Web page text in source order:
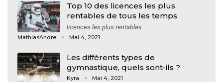
Top 10 des licences les plus
rentables de tous les temps
licences les plus rentables
MathiasAndre Mai 4, 2021
Les différents types de
gymnastique, quels sont-ils ?
Kyra Mai 4, 2021